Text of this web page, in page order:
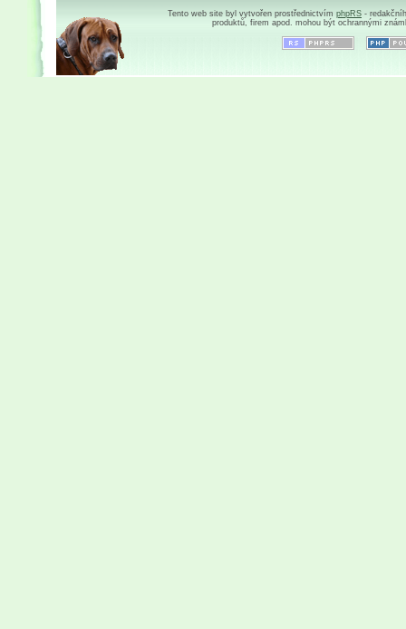
Tento web site byl vytvořen prostřednictvím phpRS -
produktů, firem apod. mohou být ochrannými